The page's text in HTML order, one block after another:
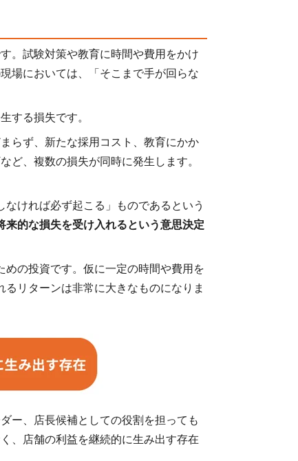
。試験対策や教育に時間や費用をかけ
場においては、「そこまで手が回らな
する損失です。
らず、新たな採用コスト、教育にかか
ど、複数の損失が同時に発生します。
ければ必ず起こる」ものであるという
的な損失を受け入れるという意思決定
の投資です。仮に一定の時間や費用を
リターンは非常に大きなものになりま
ー、店長候補としての役割を担っても
、店舗の利益を継続的に生み出す存在